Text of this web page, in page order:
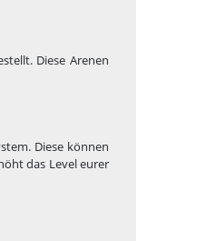
Diese Arenen
Diese können
das Level eurer